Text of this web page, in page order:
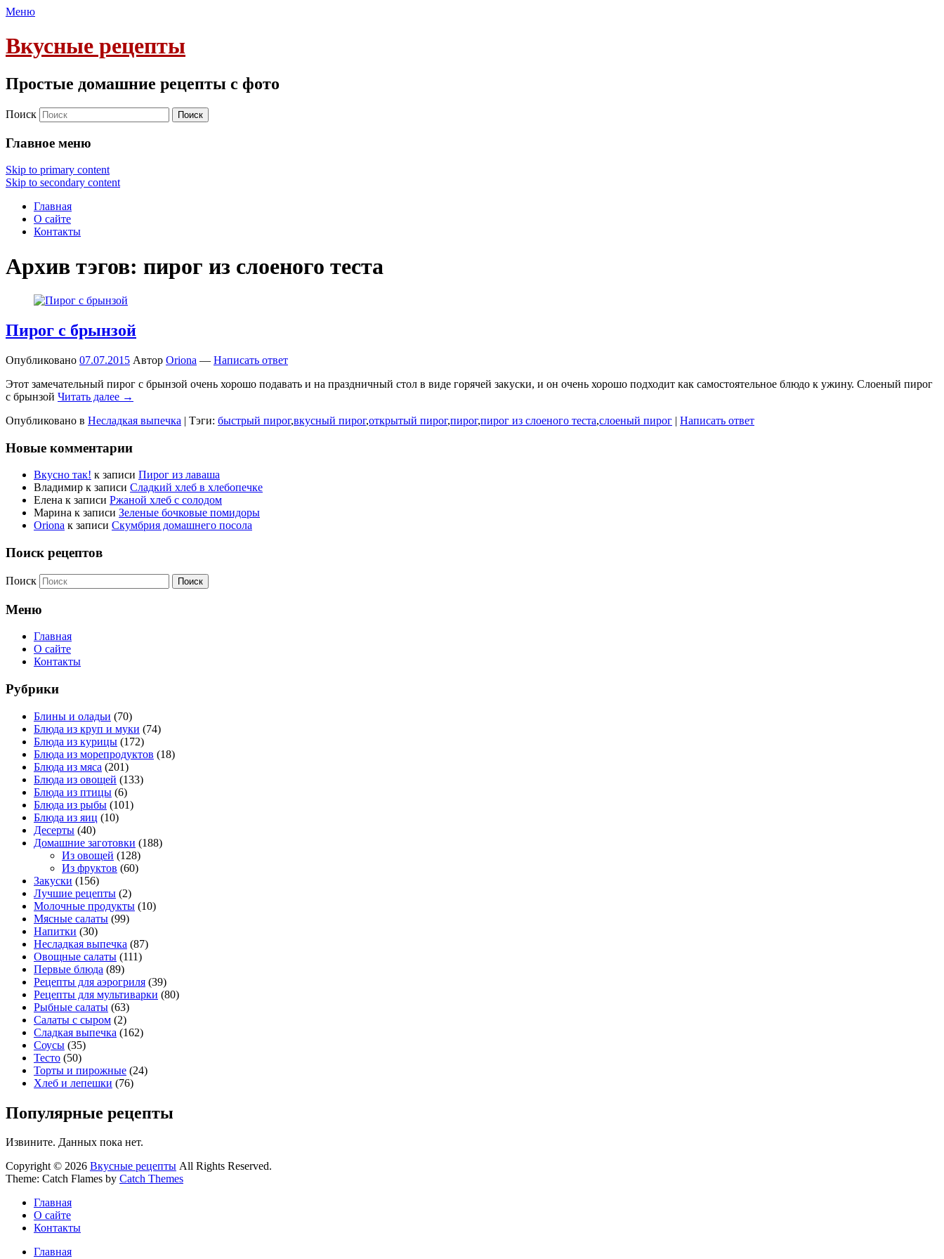
Меню
Вкусные рецепты
Простые домашние рецепты с фото
Поиск
Главное меню
Skip to primary content
Skip to secondary content
Главная
О сайте
Контакты
Архив тэгов: пирог из слоеного теста
Пирог с брынзой
Опубликовано 07.07.2015 Автор Oriona — Написать ответ
Этот замечательный пирог с брынзой очень хорошо подавать и на праздничный стол в виде горячей закуски, и он очень хорошо подходит как самостоятельное блюдо к ужину. Слоеный пирог
с брынзой Читать далее →
Опубликовано в Несладкая выпечка | Тэги: быстрый пирог,вкусный пирог,открытый пирог,пирог,пирог из слоеного теста,слоеный пирог | Написать ответ
Новые комментарии
Вкусно так! к записи Пирог из лаваша
Владимир к записи Сладкий хлеб в хлебопечке
Елена к записи Ржаной хлеб с солодом
Марина к записи Зеленые бочковые помидоры
Oriona к записи Скумбрия домашнего посола
Поиск рецептов
Поиск
Меню
Главная
О сайте
Контакты
Рубрики
Блины и оладьи (70)
Блюда из круп и муки (74)
Блюда из курицы (172)
Блюда из морепродуктов (18)
Блюда из мяса (201)
Блюда из овощей (133)
Блюда из птицы (6)
Блюда из рыбы (101)
Блюда из яиц (10)
Десерты (40)
Домашние заготовки (188)
Из овощей (128)
Из фруктов (60)
Закуски (156)
Лучшие рецепты (2)
Молочные продукты (10)
Мясные салаты (99)
Напитки (30)
Несладкая выпечка (87)
Овощные салаты (111)
Первые блюда (89)
Рецепты для аэрогриля (39)
Рецепты для мультиварки (80)
Рыбные салаты (63)
Салаты с сыром (2)
Сладкая выпечка (162)
Соусы (35)
Тесто (50)
Торты и пирожные (24)
Хлеб и лепешки (76)
Популярные рецепты
Извините. Данных пока нет.
Copyright © 2026 Вкусные рецепты All Rights Reserved.
Theme: Catch Flames by Catch Themes
Главная
О сайте
Контакты
Главная